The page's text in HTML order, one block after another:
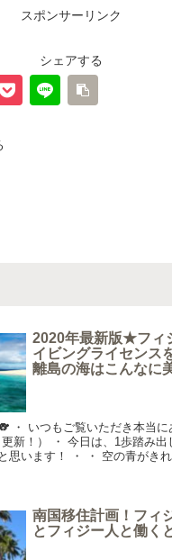
スポンサーリンク
シェアする
2020年最新版★フィ
イビングライセンス
離島の海はこんなに
・ いつもご覧いただき本当に
新！） ・ 今日は、1歩踏み出
思います！ ・ ・ 空の青がき
南国移住計画！フィ
とフィジー人と働く